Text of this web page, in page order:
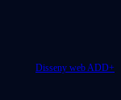
Disseny web ADD+